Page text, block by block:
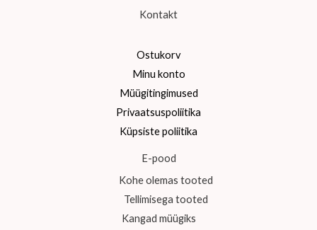
Kontakt
Ostukorv
Minu konto
Müügitingimused
Privaatsuspoliitika
Küpsiste poliitika
E-pood
Kohe olemas tooted
Tellimisega tooted
Kangad müügiks